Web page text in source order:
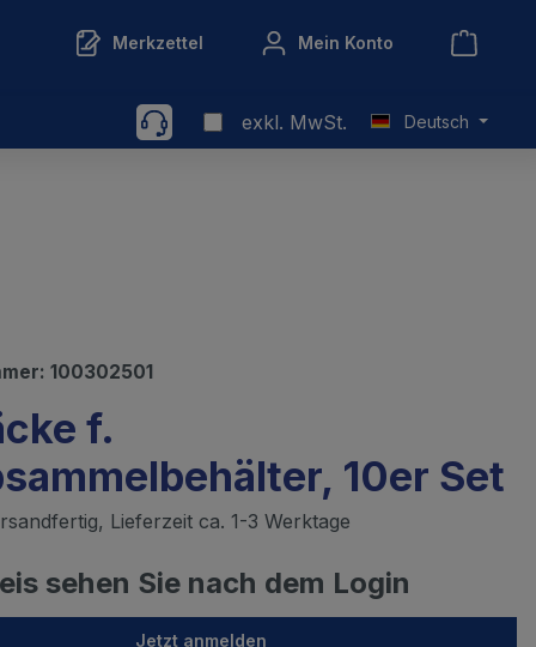
Merkzettel Mein Konto
exkl. MwSt. Deutsch
100302501
f.
10er Set
Lieferzeit ca. 1-3 Werktage
sehen Sie nach dem Login
Jetzt anmelden